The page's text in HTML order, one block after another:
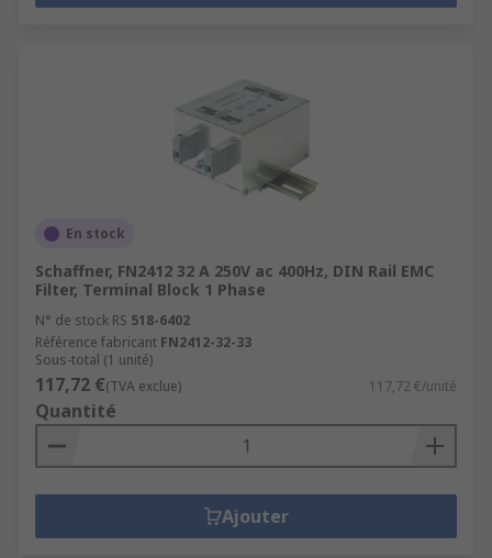
En stock
Schaffner, FN2412 32 A 250V ac 400Hz, DIN Rail EMC
Filter, Terminal Block 1 Phase
N° de stock RS 518-6402
Référence fabricant FN2412-32-33
Sous-total (1 unité)
117,72 €(TVA exclue) 117,72 €/unité
Quantité
Ajouter